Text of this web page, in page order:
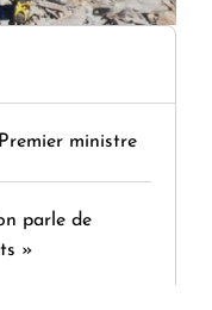
ministre
parle de
»